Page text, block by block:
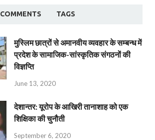
COMMENTS TAGS
मुस्लिम छात्रों से अमानवीय व्यवहार के सम्बन्ध में
प्रदेश के सामाजिक-सांस्कृतिक संगठनों की
विज्ञप्ति
June 13, 2020
देशान्‍तर: यूरोप के आखिरी तानाशाह को एक
शिक्षिका की चुनौती
September 6, 2020